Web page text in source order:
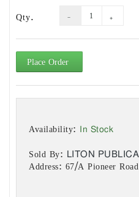
Qty.
Place Order
Availability: In Stock
Sold By: LITON
Address: 67/A Pioneer